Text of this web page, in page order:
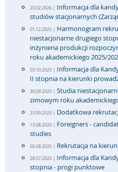
20.02.2026 | Informacja dla
studiów stacjonarnych
01.12.2025 | Harmonogram
niestacjonarne drugiego
inżynieria produkcji
roku akademickiego 2025/
03.10.2025 | Informacja dla
II stopnia na kierunki
30.09.2025 | Studia
zimowym roku
23.09.2025 | Dodatkowa
13.08.2025 | Foreigners -
studies
05.08.2025 | Rekrutacja na
28.07.2025 | Informacja dla
stopnia - progi punktowe